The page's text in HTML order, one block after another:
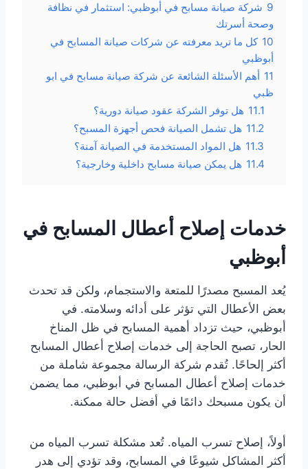
9 شركة صيانة مسابح في أبوظبي: استثمار في نظافة
وصحة أسرتك
10 كل ما تريد معرفته عن شركات صيانة المسابح في
أبوظبي
11 أهم الأسئلة الشائعة عن شركة صيانة مسابح في ابو
ظبي
11.1 هل توفر الشركة عقود صيانة دورية؟
11.2 هل تشمل الصيانة فحص أجهزة المسبح؟
11.3 هل المواد المستخدمة في الصيانة آمنة؟
11.4 هل يمكن صيانة مسابح داخلية وخارجية؟
خدمات إصلاح أعطال المسابح في
أبوظبي
يُعد المسبح مصدرًا للمتعة والاستجمام، ولكن قد تحدث
بعض الأعطال التي تؤثر على أدائه وسلامته. في
أبوظبي، حيث تزداد أهمية المسابح في ظل المناخ
الحار، تصبح الحاجة إلى خدمات إصلاح أعطال المسابح
أكثر إلحاحًا. تُقدم شركة الرسالة مجموعة شاملة من
خدمات إصلاح أعطال المسابح في أبوظبي، مما يضمن
أن يكون مسبحك دائمًا في أفضل حالة ممكنة.
أولاً، إصلاح تسرب المياه. تُعد مشكلة تسرب المياه من
أكثر المشاكل شيوعًا في المسابح، وقد تؤدي إلى هدر